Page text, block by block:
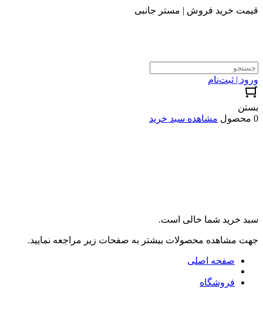
قیمت خرید فروش | مستر جانبی
ورود | ثبت‌نام
بستن
0 محصول
مشاهده سبد خرید
سبد خرید شما خالی است.
جهت مشاهده محصولات بیشتر به صفحات زیر مراجعه نمایید.
صفحه اصلی
فروشگاه